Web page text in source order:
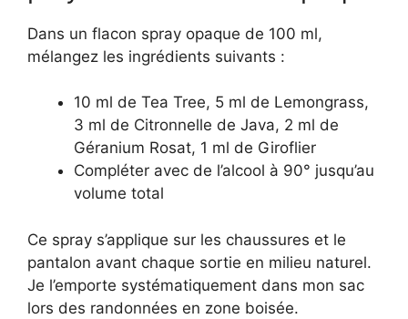
Dans un flacon spray opaque de 100 ml,
mélangez les ingrédients suivants :
10 ml de Tea Tree, 5 ml de Lemongrass,
3 ml de Citronnelle de Java, 2 ml de
Géranium Rosat, 1 ml de Giroflier
Compléter avec de l’alcool à 90° jusqu’au
volume total
Ce spray s’applique sur les chaussures et le
pantalon avant chaque sortie en milieu naturel.
Je l’emporte systématiquement dans mon sac
lors des randonnées en zone boisée.